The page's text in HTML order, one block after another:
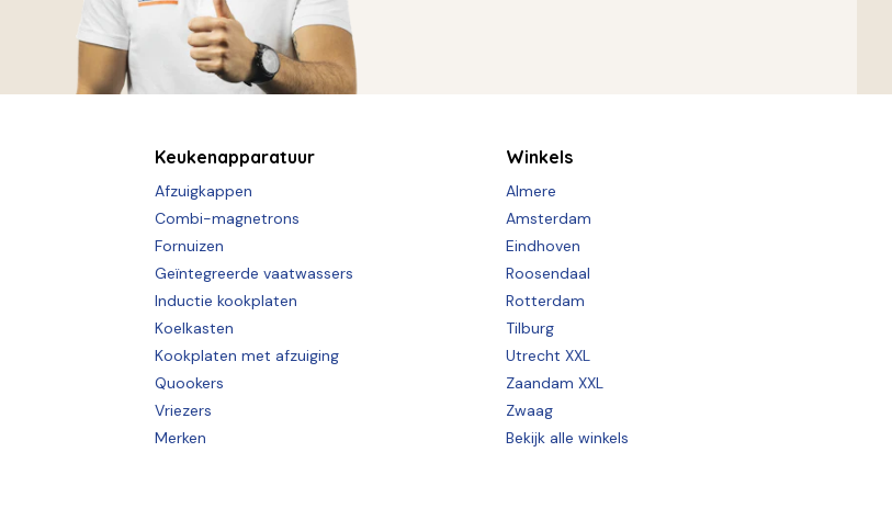
Keukenapparatuur
Afzuigkappen
Combi-magnetrons
Fornuizen
Geïntegreerde vaatwassers
Inductie kookplaten
Koelkasten
Kookplaten met afzuiging
Quookers
Vriezers
Merken
Winkels
Almere
Amsterdam
Eindhoven
Roosendaal
Rotterdam
Tilburg
Utrecht XXL
Zaandam XXL
Zwaag
Bekijk alle winkels